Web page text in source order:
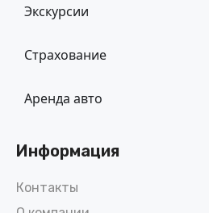
Экскурсии
Страхование
Аренда авто
Информация
Контакты